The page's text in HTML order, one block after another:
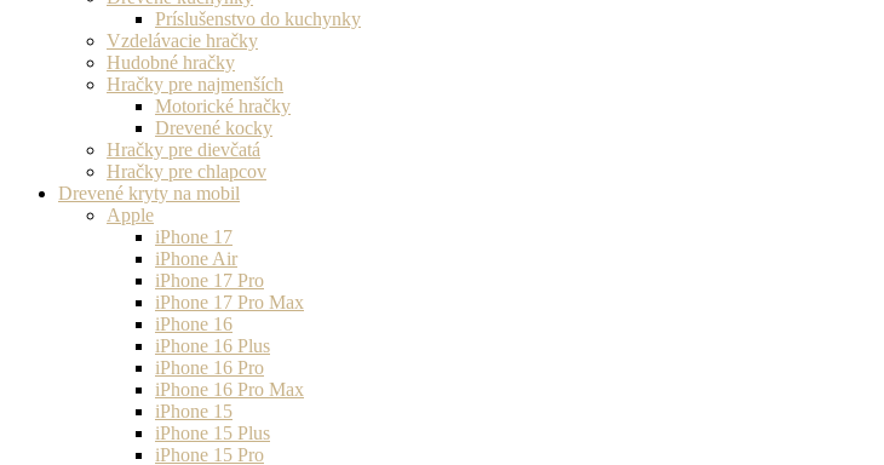
Príslušenstvo do kuchynky
Vzdelávacie hračky
Hudobné hračky
Hračky pre najmenších
Motorické hračky
Drevené kocky
Hračky pre dievčatá
Hračky pre chlapcov
Drevené kryty na mobil
Apple
iPhone 17
iPhone Air
iPhone 17 Pro
iPhone 17 Pro Max
iPhone 16
iPhone 16 Plus
iPhone 16 Pro
iPhone 16 Pro Max
iPhone 15
iPhone 15 Plus
iPhone 15 Pro